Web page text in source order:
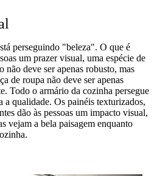
perseguindo "beleza". O que é
um prazer visual, uma espécie de
deve ser apenas robusto, mas
de roupa não deve ser apenas
Todo o armário da cozinha persegue
a qualidade. Os painéis texturizados,
dão às pessoas um impacto visual,
vejam a bela paisagem enquanto